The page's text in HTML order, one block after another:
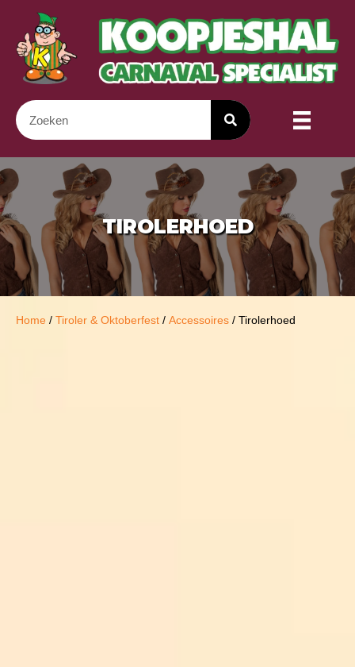
TIROLERHOED
Home / Tiroler & Oktoberfest / Accessoires / Tirolerhoed